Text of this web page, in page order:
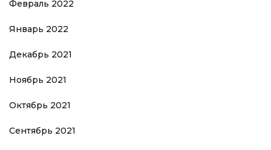
Февраль 2022
Январь 2022
Декабрь 2021
Ноябрь 2021
Октябрь 2021
Сентябрь 2021